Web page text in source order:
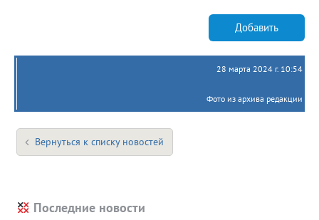
Добавить
28 марта 2024 г. 10:54
Фото из архива редакции
Вернуться к списку новостей
Последние новости